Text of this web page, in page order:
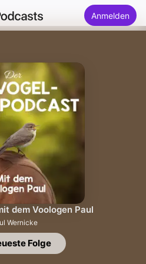
Anmelden
dem Voologen Paul
Wernicke
Folge